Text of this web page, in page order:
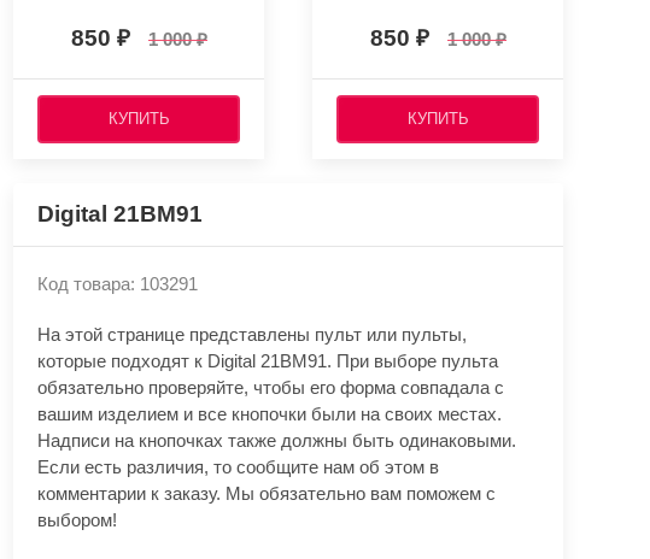
850 1 000
КУПИТЬ
850 1 000
КУПИТЬ
Digital 21BM91
Код товара: 103291
На этой странице представлены пульт или пульты,
которые подходят к Digital 21BM91. При выборе пульта
обязательно проверяйте, чтобы его форма совпадала с
вашим изделием и все кнопочки были на своих местах.
Надписи на кнопочках также должны быть одинаковыми.
Если есть различия, то сообщите нам об этом в
комментарии к заказу. Мы обязательно вам поможем с
выбором!